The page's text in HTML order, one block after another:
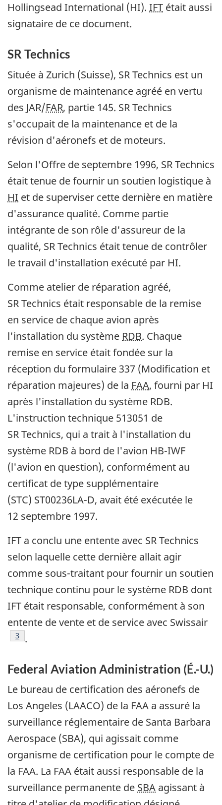
Hollingsead International (HI). IFT était aussi
signataire de ce document.
SR Technics
Située à Zurich (Suisse), SR Technics est un
organisme de maintenance agréé en vertu
des JAR/FAR, partie 145. SR Technics
s'occupait de la maintenance et de la
révision d'aéronefs et de moteurs.
Selon l'Offre de septembre 1996, SR Technics
était tenue de fournir un soutien logistique à
HI et de superviser cette dernière en matière
d'assurance qualité. Comme partie
intégrante de son rôle d'assureur de la
qualité, SR Technics était tenue de contrôler
le travail d'installation exécuté par HI.
Comme atelier de réparation agréé,
SR Technics était responsable de la remise
en service de chaque avion après
l'installation du système RDB. Chaque
remise en service était fondée sur la
réception du formulaire 337 (Modification et
réparation majeures) de la FAA, fourni par HI
après l'installation du système RDB.
L'instruction technique 513051 de
SR Technics, qui a trait à l'installation du
système RDB à bord de l'avion HB-IWF
(l'avion en question), conformément au
certificat de type supplémentaire
(STC) ST00236LA-D, avait été exécutée le
12 septembre 1997.
IFT a conclu une entente avec SR Technics
selon laquelle cette dernière allait agir
comme sous-traitant pour fournir un soutien
technique continu pour le système RDB dont
IFT était responsable, conformément à son
entente de vente et de service avec Swissair
Note de bas de page
3 .
Federal Aviation Administration (É.-U.)
Le bureau de certification des aéronefs de
Los Angeles (LAACO) de la FAA a assuré la
surveillance réglementaire de Santa Barbara
Aerospace (SBA), qui agissait comme
organisme de certification pour le compte de
la FAA. La FAA était aussi responsable de la
surveillance permanente de SBA agissant à